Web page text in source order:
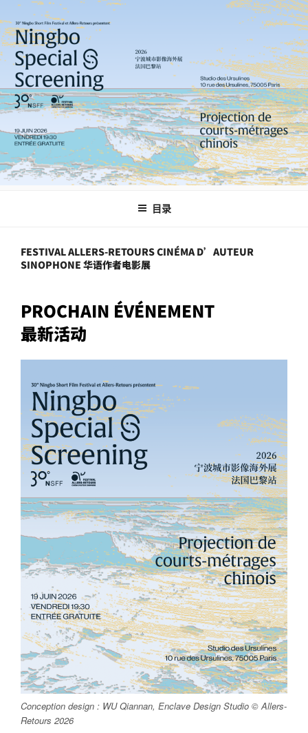
至
内
容
目录
FESTIVAL ALLERS-RETOURS CINÉMA D’AUTEUR
SINOPHONE 华语作者电影展
PROCHAIN ÉVÉNEMENT
最新活动
Conception design : WU Qiannan, Enclave Design Studio © Allers-
Retours 2026